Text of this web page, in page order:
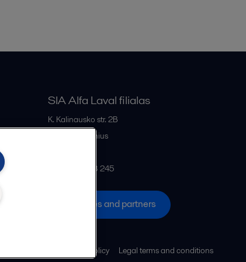
SIA Alfa Laval filialas
K. Kalinausko str. 2B
Vilnius
+370 669 33 245
All offices and partners
Cookies policy Legal terms and conditions